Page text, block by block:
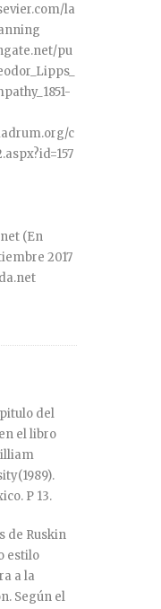
la
pu
c
(En
2017
del
el libro
P 13.
de Ruskin
estilo
a la
Según el